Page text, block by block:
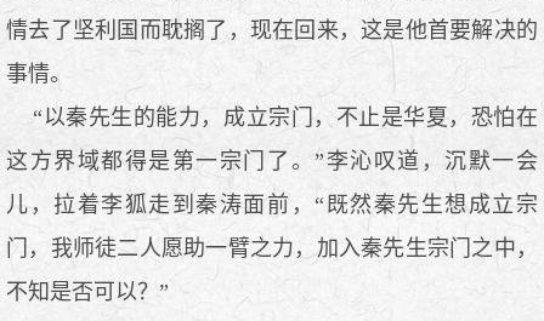
情去了坚利国而耽搁了，现在回来，这是他首要解决的
事情。
“以秦先生的能力，成立宗门，不止是华夏，恐怕在
这方界域都得是第一宗门了。”李沁叹道，沉默一会
儿，拉着李狐走到秦涛面前，“既然秦先生想成立宗
门，我师徒二人愿助一臂之力，加入秦先生宗门之中，
不知是否可以？”